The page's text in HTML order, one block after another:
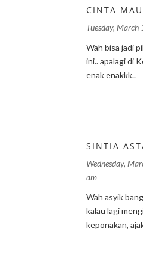
CINTA
Tuesday,
Wah bisa jadi
ini.. apalagi di
enak enakkk..
SINTIA
Wednesday,
am
Wah asyik
kalau lagi
keponakan,